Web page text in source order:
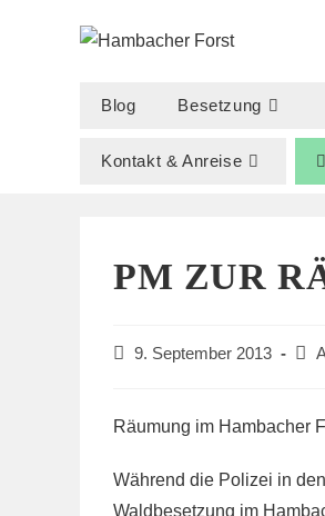
Blog Besetzung
Kontakt & Anreise
PM ZUR
Beitrag
9. September 2013
Räumung im Hambacher
Während die Polizei in
Waldbesetzung im